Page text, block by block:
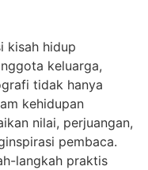
kisah hidup
keluarga,
tidak hanya
kehidupan
nilai, perjuangan,
pembaca.
langkah praktis